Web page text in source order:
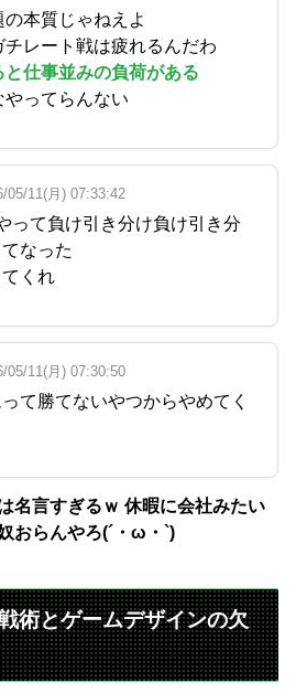
本質じゃねえよ
レート戦は疲れるんだわ
仕事並みの負荷がある
ってらんない
05/11(月) 07:33:42
って負け引き分け負け引き分
なった
くれ
05/11(月) 07:30:50
て勝てないやつからやめてく
名言すぎるｗ 休暇に会社みたい
おらんやろ(´・ω・`)
術とゲームデザインの欠